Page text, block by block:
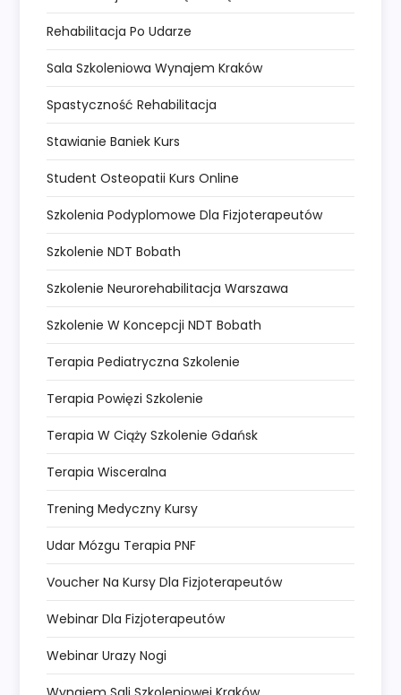
Rehabilitacja Po Udarze
Sala Szkoleniowa Wynajem Kraków
Spastyczność Rehabilitacja
Stawianie Baniek Kurs
Student Osteopatii Kurs Online
Szkolenia Podyplomowe Dla Fizjoterapeutów
Szkolenie NDT Bobath
Szkolenie Neurorehabilitacja Warszawa
Szkolenie W Koncepcji NDT Bobath
Terapia Pediatryczna Szkolenie
Terapia Powięzi Szkolenie
Terapia W Ciąży Szkolenie Gdańsk
Terapia Wisceralna
Trening Medyczny Kursy
Udar Mózgu Terapia PNF
Voucher Na Kursy Dla Fizjoterapeutów
Webinar Dla Fizjoterapeutów
Webinar Urazy Nogi